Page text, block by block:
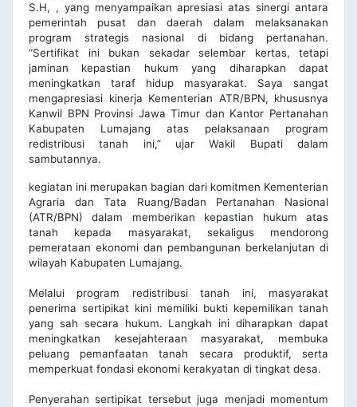
S.H, , yang menyampaikan apresiasi atas sinergi antara
pemerintah pusat dan daerah dalam melaksanakan
program strategis nasional di bidang pertanahan.
“Sertifikat ini bukan sekadar selembar kertas, tetapi
jaminan kepastian hukum yang diharapkan dapat
meningkatkan taraf hidup masyarakat. Saya sangat
mengapresiasi kinerja Kementerian ATR/BPN, khususnya
Kanwil BPN Provinsi Jawa Timur dan Kantor Pertanahan
Kabupaten Lumajang atas pelaksanaan program
redistribusi tanah ini,” ujar Wakil Bupati dalam
sambutannya.
kegiatan ini merupakan bagian dari komitmen Kementerian
Agraria dan Tata Ruang/Badan Pertanahan Nasional
(ATR/BPN) dalam memberikan kepastian hukum atas
tanah kepada masyarakat, sekaligus mendorong
pemerataan ekonomi dan pembangunan berkelanjutan di
wilayah Kabupaten Lumajang.
Melalui program redistribusi tanah ini, masyarakat
penerima sertipikat kini memiliki bukti kepemilikan tanah
yang sah secara hukum. Langkah ini diharapkan dapat
meningkatkan kesejahteraan masyarakat, membuka
peluang pemanfaatan tanah secara produktif, serta
memperkuat fondasi ekonomi kerakyatan di tingkat desa.
Penyerahan sertipikat tersebut juga menjadi momentum